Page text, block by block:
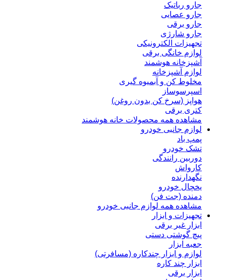
جارو رباتیک
جارو عصایی
جارو برقی
جارو شارژی
تجهیزات الکترونیکی
لوازم خانگی برقی
آشپزخانه هوشمند
لوازم آشپزخانه
مخلوط کن و آبمیوه گیری
اسپرسوساز
هواپز (سرخ کن بدون روغن)
کتری برقی
مشاهده همه محصولات خانه هوشمند
لوازم جانبی خودرو
پمپ باد
تشک خودرو
دوربین رانندگی
کارواش
نگهدارنده
یخچال خودرو
دمنده (جت فن)
مشاهده همه لوازم جانبی خودرو
تجهیزات و ابزار
ابزار غیر برقی
پیچ گوشتی دستی
جعبه ابزار
لوازم و ابزار چندکاره (مسافرتی)
ابزار چند کاره
ابزار برقی